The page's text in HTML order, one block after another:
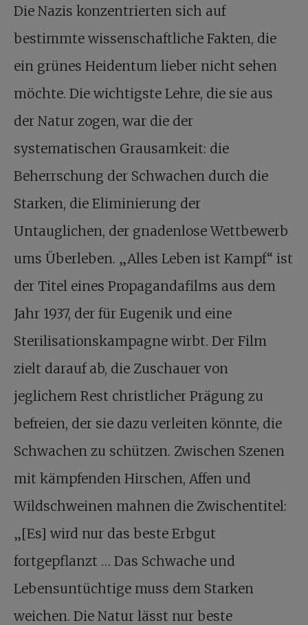
Die Nazis konzentrierten sich auf
bestimmte wissenschaftliche Fakten, die
ein grünes Heidentum lieber nicht sehen
möchte. Die wichtigste Lehre, die sie aus
der Natur zogen, war die der
systematischen Grausamkeit: die
Beherrschung der Schwachen durch die
Starken, die Eliminierung der
Untauglichen, der gnadenlose Wettbewerb
ums Überleben. „Alles Leben ist Kampf“ ist
der Titel eines Propagandafilms aus dem
Jahr 1937, der für Eugenik und eine
Sterilisationskampagne wirbt. Der Film
zielt darauf ab, die Zuschauer von
jeglichem Rest christlicher Prägung zu
befreien, der sie dazu verleiten könnte, die
Schwachen zu schützen. Zwischen Szenen
mit kämpfenden Hirschen, Affen und
Wildschweinen mahnen die Zwischentitel:
„[Es] wird nur das beste Erbgut
fortgepflanzt … Das Schwache und
Lebensuntüchtige muss dem Starken
weichen. Die Natur lässt nur beste